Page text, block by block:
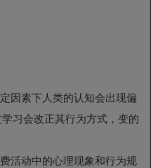
因素下人类的认知会出现偏
习会改正其行为方式，变的
活动中的心理现象和行为规